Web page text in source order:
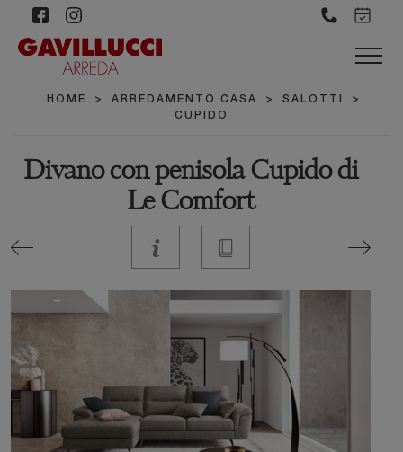
HOME > ARREDAMENTO CASA > SALOTTI
>
CUPIDO
Divano con penisola Cupido di
Le Comfort